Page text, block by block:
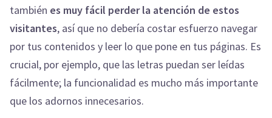
también es muy fácil perder la atención de estos
visitantes, así que no debería costar esfuerzo navegar
por tus contenidos y leer lo que pone en tus páginas. Es
crucial, por ejemplo, que las letras puedan ser leídas
fácilmente; la funcionalidad es mucho más importante
que los adornos innecesarios.